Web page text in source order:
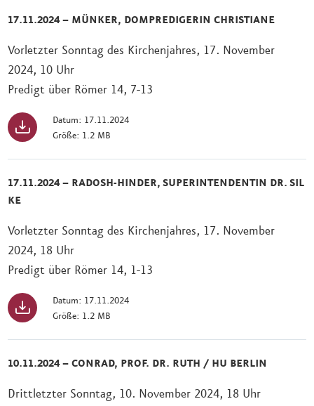
17.11.2024 – MÜNKER, DOMPREDIGERIN CHRISTIANE
Vorletzter Sonntag des Kirchenjahres, 17. November
2024, 10 Uhr
Predigt über Römer 14, 7-13
Datum: 17.11.2024
Größe: 1.2 MB
17.11.2024 – RADOSH-HINDER, SUPERINTENDENTIN DR. SIL
KE
Vorletzter Sonntag des Kirchenjahres, 17. November
2024, 18 Uhr
Predigt über Römer 14, 1-13
Datum: 17.11.2024
Größe: 1.2 MB
10.11.2024 – CONRAD, PROF. DR. RUTH / HU BERLIN
Drittletzter Sonntag, 10. November 2024, 18 Uhr